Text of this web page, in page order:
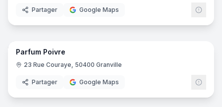
Partager Google Maps
6
Parfum Poivre
23 Rue Couraye, 50400 Granville
Partager Google Maps